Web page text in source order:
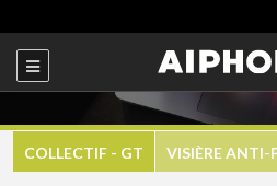
COLLECTIF - GT VISIÈRE ANTI-